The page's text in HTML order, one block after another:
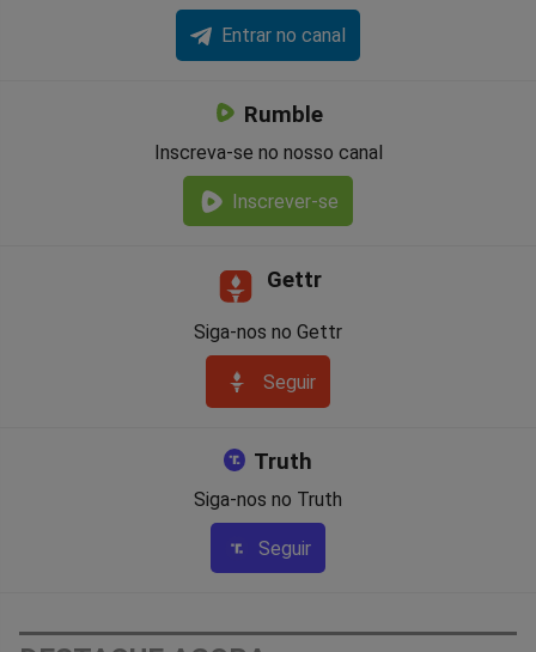
Entrar no canal
Rumble
Inscreva-se no nosso canal
Inscrever-se
Gettr
Siga-nos no Gettr
Seguir
Truth
Siga-nos no Truth
Seguir